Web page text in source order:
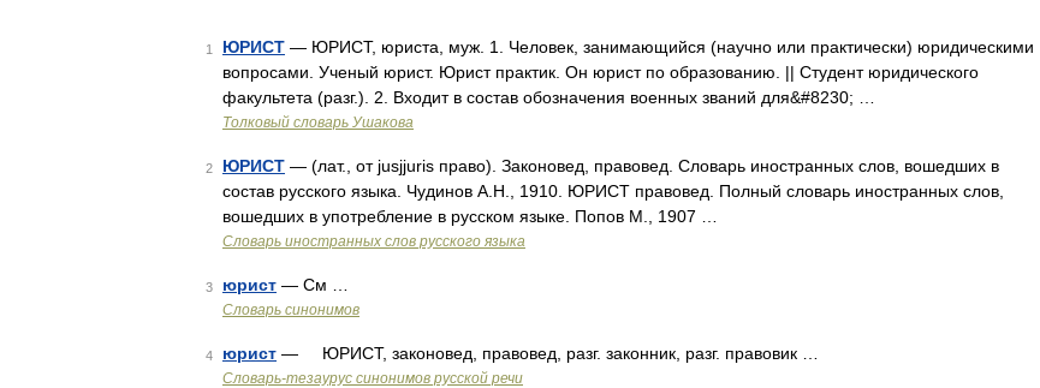
1 ЮРИСТ — ЮРИСТ, юриста, муж. 1. Человек, занимающийся (научно или практически) юридическими
вопросами. Ученый юрист. Юрист практик. Он юрист по образованию. || Студент юридического
факультета (разг.). 2. Входит в состав обозначения военных званий для&#8230; …
Толковый словарь Ушакова
2 ЮРИСТ — (лат., от jusjjuris право). Законовед, правовед. Словарь иностранных слов, вошедших в
состав русского языка. Чудинов А.Н., 1910. ЮРИСТ правовед. Полный словарь иностранных слов,
вошедших в употребление в русском языке. Попов М., 1907 …
Словарь иностранных слов русского языка
3 юрист — См …
Словарь синонимов
4 юрист — ЮРИСТ, законовед, правовед, разг. законник, разг. правовик …
Словарь-тезаурус синонимов русской речи